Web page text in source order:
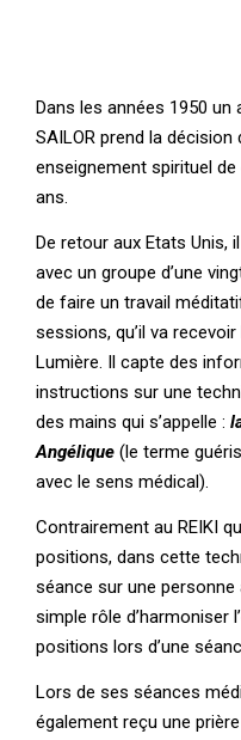
Dans les années 1950 un
SAILOR prend la décision
enseignement spirituel
ans.
De retour aux Etats Unis,
avec un groupe d’une
de faire un travail
sessions, qu’il va
Lumière. Il capte des
instructions sur une
des mains qui s’appelle :
Angélique (le terme
avec le sens médical).
Contrairement au REIKI
positions, dans cette
séance sur une
simple rôle d’harmoniser
positions lors d’une
Lors de ses séances
également reçu une